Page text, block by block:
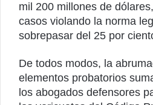
mil 200 millones de
casos violando la norma
sobrepasar del 25 por
De todos modos, la
elementos probatorios
los abogados defensores